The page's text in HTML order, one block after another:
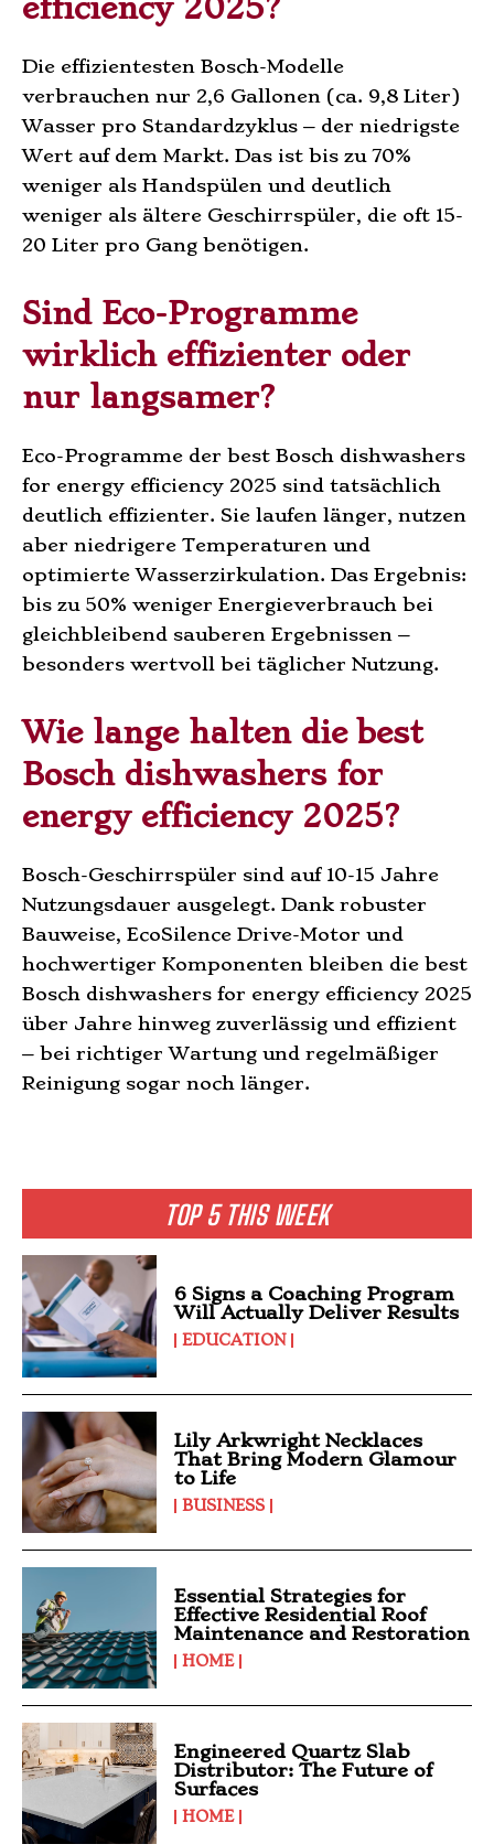
TOP 5 THIS WEEK
6 Signs a Coaching Program
Will Actually Deliver Results
EDUCATION
Lily Arkwright Necklaces
That Bring Modern Glamour
to Life
BUSINESS
Essential Strategies for
Effective Residential Roof
Maintenance and Restoration
HOME
Engineered Quartz Slab
Distributor: The Future of
Surfaces
HOME
efficiency 2025?
Die effizientesten Bosch-Modelle
verbrauchen nur 2,6 Gallonen (ca. 9,8 Liter)
Wasser pro Standardzyklus – der niedrigste
Wert auf dem Markt. Das ist bis zu 70%
weniger als Handspülen und deutlich
weniger als ältere Geschirrspüler, die oft 15-
20 Liter pro Gang benötigen.
Sind Eco-Programme
wirklich effizienter oder
nur langsamer?
Eco-Programme der best Bosch dishwashers
for energy efficiency 2025 sind tatsächlich
deutlich effizienter. Sie laufen länger, nutzen
aber niedrigere Temperaturen und
optimierte Wasserzirkulation. Das Ergebnis:
bis zu 50% weniger Energieverbrauch bei
gleichbleibend sauberen Ergebnissen –
besonders wertvoll bei täglicher Nutzung.
Wie lange halten die best
Bosch dishwashers for
energy efficiency 2025?
Bosch-Geschirrspüler sind auf 10-15 Jahre
Nutzungsdauer ausgelegt. Dank robuster
Bauweise, EcoSilence Drive-Motor und
hochwertiger Komponenten bleiben die best
Bosch dishwashers for energy efficiency 2025
über Jahre hinweg zuverlässig und effizient
– bei richtiger Wartung und regelmäßiger
Reinigung sogar noch länger.